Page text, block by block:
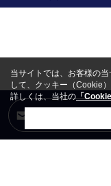
当サイトでは、お客様の
して、クッキー（Cookie
詳しくは、当社の「